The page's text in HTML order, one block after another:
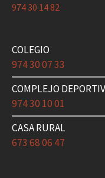
974 30 14 82
COLEGIO
974 30 07 33
COMPLEJO
974 30 10 01
CASA RURAL
673 68 06 47